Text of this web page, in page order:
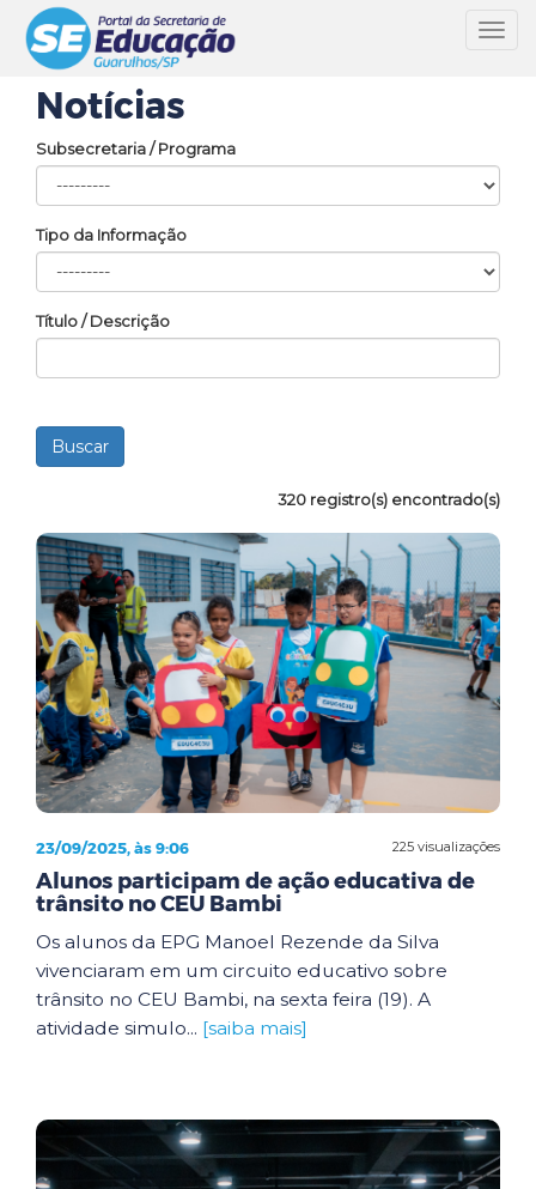
Notícias
Subsecretaria / Programa
Tipo da Informação
Título / Descrição
320 registro(s) encontrado(s)
225 visualizações
23/09/2025, às 9:06
Alunos participam de ação educativa de
trânsito no CEU Bambi
Os alunos da EPG Manoel Rezende da Silva
vivenciaram em um circuito educativo sobre
trânsito no CEU Bambi, na sexta feira (19). A
atividade simulo... [saiba mais]